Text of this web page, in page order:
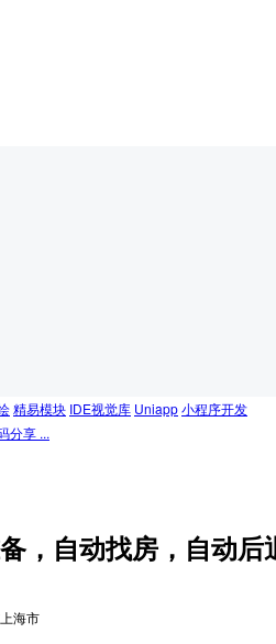
精易模块 IDE视觉库 Uniapp小程序开发
分享 ...
，自动找房，自动
海市